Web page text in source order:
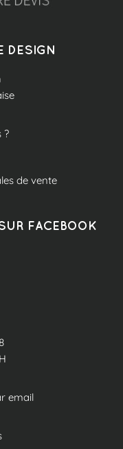
DESIGN
?
de vente
FACEBOOK
email